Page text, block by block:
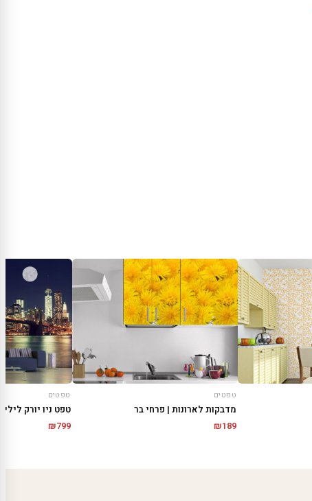
טפטים
מדבקות לארונות | פרחי בר
₪189
טפטים
טפט ניו יורק
₪799